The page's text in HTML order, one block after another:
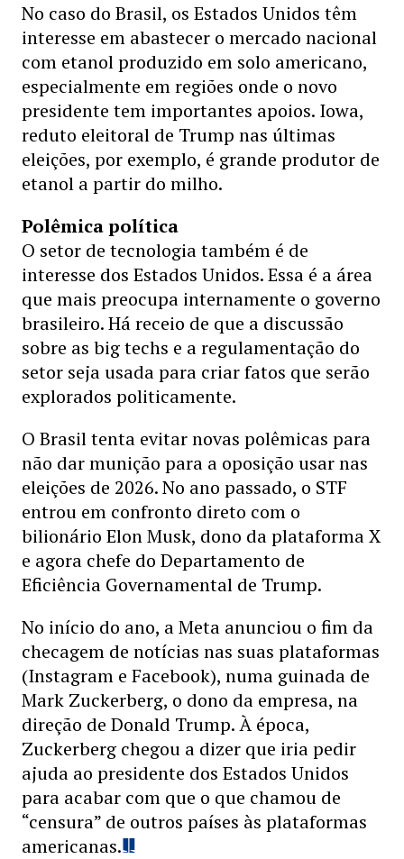
No caso do Brasil, os Estados Unidos têm
interesse em abastecer o mercado nacional
com etanol produzido em solo americano,
especialmente em regiões onde o novo
presidente tem importantes apoios. Iowa,
reduto eleitoral de Trump nas últimas
eleições, por exemplo, é grande produtor de
etanol a partir do milho.
Polêmica política
O setor de tecnologia também é de
interesse dos Estados Unidos. Essa é a área
que mais preocupa internamente o governo
brasileiro. Há receio de que a discussão
sobre as big techs e a regulamentação do
setor seja usada para criar fatos que serão
explorados politicamente.
O Brasil tenta evitar novas polêmicas para
não dar munição para a oposição usar nas
eleições de 2026. No ano passado, o STF
entrou em confronto direto com o
bilionário Elon Musk, dono da plataforma X
e agora chefe do Departamento de
Eficiência Governamental de Trump.
No início do ano, a Meta anunciou o fim da
checagem de notícias nas suas plataformas
(Instagram e Facebook), numa guinada de
Mark Zuckerberg, o dono da empresa, na
direção de Donald Trump. À época,
Zuckerberg chegou a dizer que iria pedir
ajuda ao presidente dos Estados Unidos
para acabar com que o que chamou de
“censura” de outros países às plataformas
americanas.